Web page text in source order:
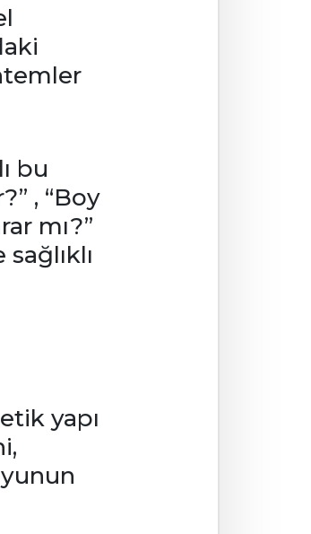
bu
, “Boy
mı?”
yapı